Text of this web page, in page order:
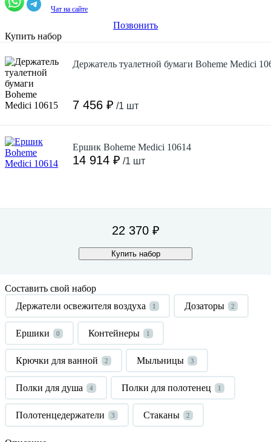
Чат на сайте
Позвонить
Купить набор
Держатель туалетной бумаги Boheme Medici
7 456 ₽ /1 шт
Ершик Boheme Medici 10614
14 914 ₽ /1 шт
22 370 ₽
Купить набор
Составить свой набор
Держатели освежителя воздуха
1 Дозаторы 2
Ершики 0 Контейнеры 1
Крючки для ванной 2 Мыльницы 3
Полки для душа 4 Полки для полотенец 1
Полотенцедержатели 3 Стаканы 2